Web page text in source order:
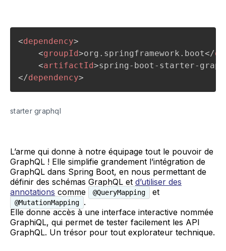
<dependency>
<groupId>org.springframework.boot</
<artifactId>spring-boot-starter-
</dependency>
starter graphql
L’arme qui donne à notre équipage tout le pouvoir de
GraphQL ! Elle simplifie grandement l’intégration de
GraphQL dans Spring Boot, en nous permettant de
définir des schémas GraphQL et d’utiliser des
annotations comme @QueryMapping et
@MutationMapping
.
Elle donne accès à une interface interactive nommée
GraphiQL, qui permet de tester facilement les API
GraphQL. Un trésor pour tout explorateur technique.